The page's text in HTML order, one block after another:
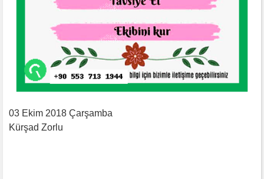
03 Ekim 2018 Çarşamba
Kürşad Zorlu